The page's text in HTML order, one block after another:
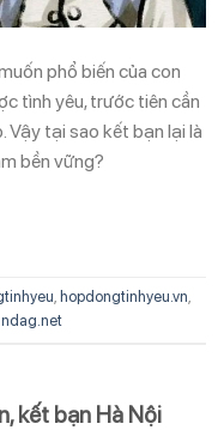
phổ biến của con
tình yêu, trước tiên cần
Vậy tại sao kết bạn lại là
bền vững?
, hopdongtinhyeu.vn,
ndag.net
kết bạn Hà Nội